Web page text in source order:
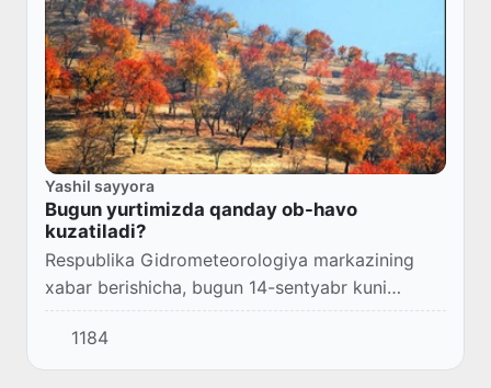
Yashil sayyora
Bugun yurtimizda qanday ob-havo
kuzatiladi?
Respublika Gidrometeorologiya markazining
xabar berishicha, bugun 14-sentyabr kuni
Toshkentda havo biroz bulutli boʻladi,
yogʻingarchilik boʻlmaydi. Kechasi 12-14 daraja
iliq, kund...
1184